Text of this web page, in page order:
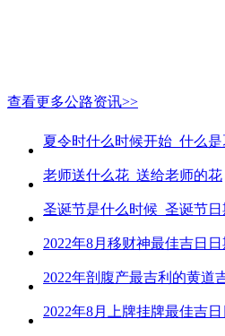
查看更多公路资讯>>
夏令时什么时候开始_什么
老师送什么花_送给老师的花
圣诞节是什么时候_圣诞节日
2022年剖腹产最吉利的黄道